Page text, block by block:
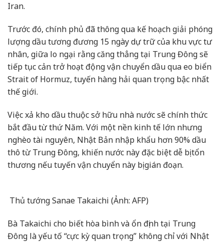
Iran.
Trước đó, chính phủ đã thông qua kế hoạch giải phóng
lượng dầu tương đương 15 ngày dự trữ của khu vực tư
nhân, giữa lo ngại rằng căng thẳng tại Trung Đông sẽ
tiếp tục cản trở hoạt động vận chuyển dầu qua eo biển
Strait of Hormuz, tuyến hàng hải quan trọng bậc nhất
thế giới.
Việc xả kho dầu thuộc sở hữu nhà nước sẽ chính thức
bắt đầu từ thứ Năm. Với một nền kinh tế lớn nhưng
nghèo tài nguyên, Nhật Bản nhập khẩu hơn 90% dầu
thô từ Trung Đông, khiến nước này đặc biệt dễ bị tổn
thương nếu tuyến vận chuyển này bị gián đoạn.
Thủ tướng Sanae Takaichi (Ảnh: AFP)
Bà Takaichi cho biết hòa bình và ổn định tại Trung
Đông là yếu tố “cực kỳ quan trọng” không chỉ với Nhật